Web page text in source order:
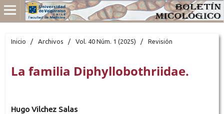
Inicio / Archivos / Vol. 40 Núm. 1 (2025) / Revisión
La familia Diphyllobothriidae.
Hugo Vilchez Salas